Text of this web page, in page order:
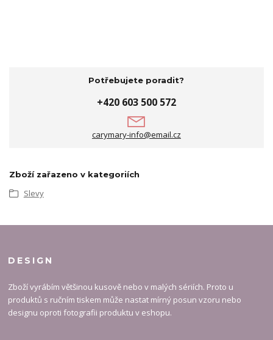
Potřebujete poradit?
+420 603 500 572
carymary-info@email.cz
Zboží zařazeno v kategoriích
Slevy
DESIGN
Zboží vyrábím většinou kusově nebo v malých sériích. Proto u
produktů s ručním tiskem může nastat mírný posun vzoru nebo
designu oproti fotografii produktu v eshopu.